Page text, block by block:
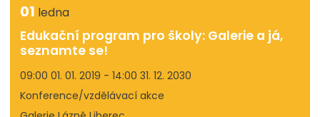
01 ledna
Edukační program pro školy: Galerie a já,
seznamte se!
09:00 01. 01. 2019 - 14:00 31. 12. 2030
Konference/vzdělávací akce